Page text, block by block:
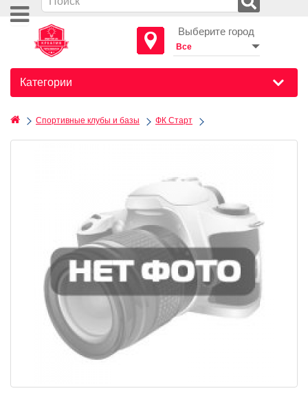
Выберите город
Категории
Спортивные клубы и базы ФК Старт